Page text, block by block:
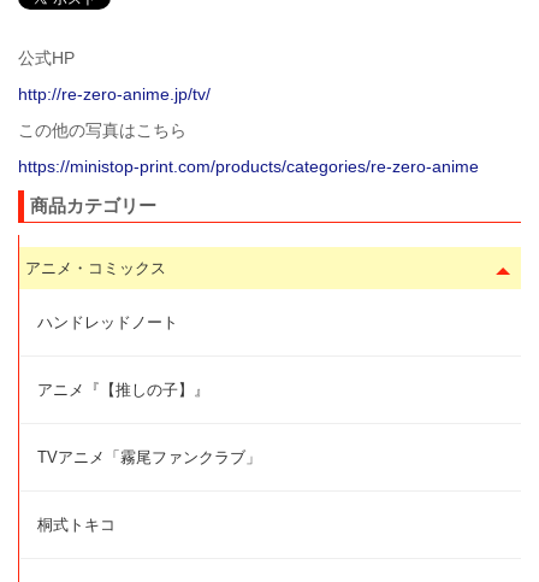
公式HP
http://re-zero-anime.jp/tv/
この他の写真はこちら
https://ministop-print.com/products/categories/re-zero-anime
商品カテゴリー
アニメ・コミックス
ハンドレッドノート
アニメ『【推しの子】』
TVアニメ「霧尾ファンクラブ」
桐式トキコ